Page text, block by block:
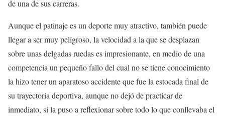
de una de sus carreras.
Aunque el patinaje es un deporte muy atractivo, también puede
llegar a ser muy peligroso, la velocidad a la que se desplazan
sobre unas delgadas ruedas es impresionante, en medio de una
competencia un pequeño fallo del cual no se tiene conocimiento
la hizo tener un aparatoso accidente que fue la estocada final de
su trayectoria deportiva, aunque no dejó de practicar de
inmediato, si la puso a reflexionar sobre todo lo que conllevaba el